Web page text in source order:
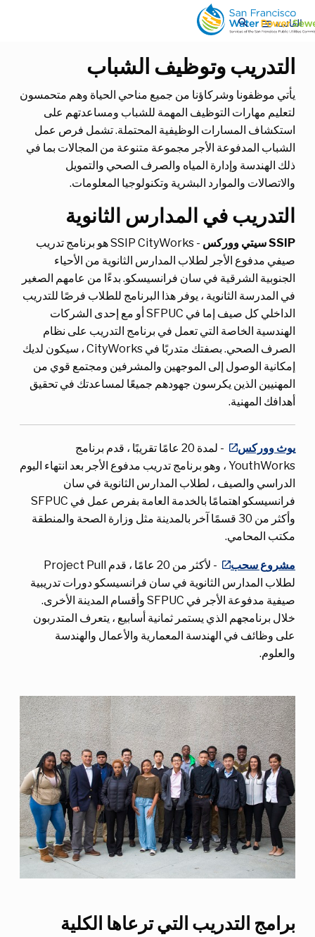
انتقل
إلى
الرئيسي
انتقل
إلى
الرئيسي
search القائمةmenu
التدريب وتوظيف الشباب
يأتي موظفونا وشركاؤنا من جميع مناحي الحياة وهم متحمسون
لتعليم مهارات التوظيف المهمة للشباب ومساعدتهم على
استكشاف المسارات الوظيفية المحتملة. تشمل فرص عمل
الشباب المدفوعة الأجر مجموعة متنوعة من المجالات بما في
ذلك الهندسة وإدارة المياه والصرف الصحي والتمويل
والاتصالات والموارد البشرية وتكنولوجيا المعلومات.
التدريب في المدارس الثانوية
SSIP سيتي ووركس
- SSIP CityWorks هو برنامج تدريب
صيفي مدفوع الأجر لطلاب المدارس الثانوية من الأحياء
الجنوبية الشرقية في سان فرانسيسكو. بدءًا من عامهم الصغير
في المدرسة الثانوية ، يوفر هذا البرنامج للطلاب فرصًا للتدريب
الداخلي كل صيف إما في SFPUC أو مع إحدى الشركات
الهندسية الخاصة التي تعمل في برنامج التدريب على نظام
الصرف الصحي. بصفتك متدربًا في CityWorks ، سيكون لديك
إمكانية الوصول إلى الموجهين والمشرفين ومجتمع قوي من
المهنيين الذين يكرسون جهودهم جميعًا لمساعدتك في تحقيق
أهدافك المهنية.
يوث ووركس
- لمدة 20 عامًا تقريبًا ، قدم برنامج
YouthWorks ، وهو برنامج تدريب مدفوع الأجر بعد انتهاء اليوم
الدراسي والصيف ، لطلاب المدارس الثانوية في سان
فرانسيسكو اهتمامًا بالخدمة العامة بفرص عمل في SFPUC
وأكثر من 30 قسمًا آخر بالمدينة مثل وزارة الصحة والمنطقة
مكتب المحامي.
مشروع سحب
- لأكثر من 20 عامًا ، قدم Project Pull
لطلاب المدارس الثانوية في سان فرانسيسكو دورات تدريبية
صيفية مدفوعة الأجر في SFPUC وأقسام المدينة الأخرى.
خلال برنامجهم الذي يستمر ثمانية أسابيع ، يتعرف المتدربون
على وظائف في الهندسة المعمارية والأعمال والهندسة
والعلوم.
برامج التدريب التي ترعاها الكلية